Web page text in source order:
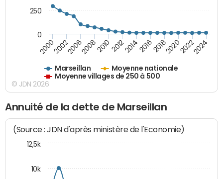
Marseillan
Moyenne nationale
Moyenne villages de 250 à 500
200020022006200820102012201420162018202020222024
0
250
© JDN 2026
Annuité de la dette de Marseillan
(Source : JDN d'après ministère de l'Economie)
10k
12,5k